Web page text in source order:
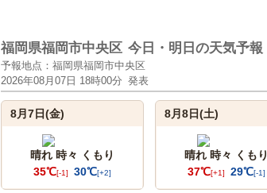
福岡県福岡市中央区 今日・明日の天気予報
予報地点：福岡県福岡市中央区
2026年08月07日 18時00分 発表
8月7日(金)
晴れ 時々 くもり
35℃[-1] 30℃[+2]
8月8日(土)
晴れ 時々 くもり
37℃[+1] 29℃[-1]